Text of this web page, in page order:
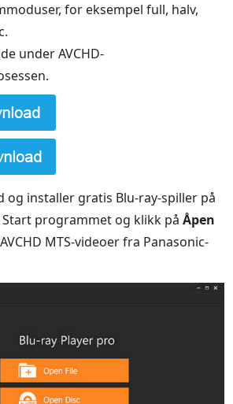
for eksempel full, halv,
under AVCHD-
og installer gratis Blu-ray-spiller på
programmet og klikk påÅpen
MTS-videoer fra Panasonic-